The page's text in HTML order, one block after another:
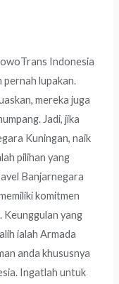
Indonesia
pernah lupakan.
mereka juga
Jadi, jika
Kuningan, naik
pilihan yang
Banjarnegara
komitmen
Keunggulan yang
ialah Armada
anda khususnya
Ingatlah untuk